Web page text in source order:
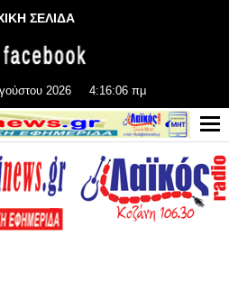
ΣΕΛΙΔΑ
2026 4:16:07 πμ